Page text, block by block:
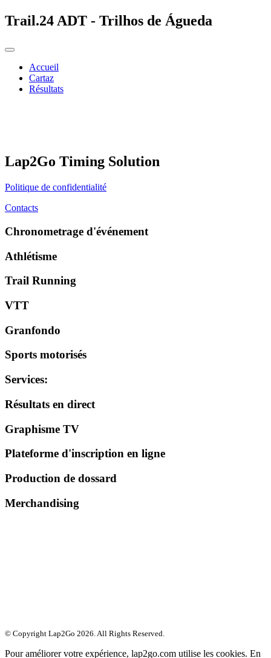
Trail.24 ADT - Trilhos de Águeda
Accueil
Cartaz
Résultats
Lap2Go Timing Solution
Politique de confidentialité
Contacts
Chronometrage d'événement
Athlétisme
Trail Running
VTT
Granfondo
Sports motorisés
Services:
Résultats en direct
Graphisme TV
Plateforme d'inscription en ligne
Production de dossard
Merchandising
© Copyright Lap2Go 2026. All Rights Reserved.
Pour améliorer votre expérience, lap2go.com utilise les cookies. En